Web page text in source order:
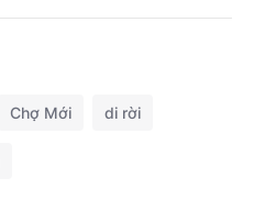
Chợ Mới di rời